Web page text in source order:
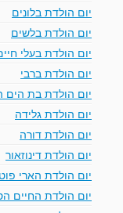
יום הולדת בלונים
יום הולדת בלשים
יום הולדת בעלי
יום הולדת ברבי
יום הולדת בת הים
יום הולדת גלידה
יום הולדת דורה
יום הולדת דינוזאור
יום הולדת הארי
יום הולדת החיים